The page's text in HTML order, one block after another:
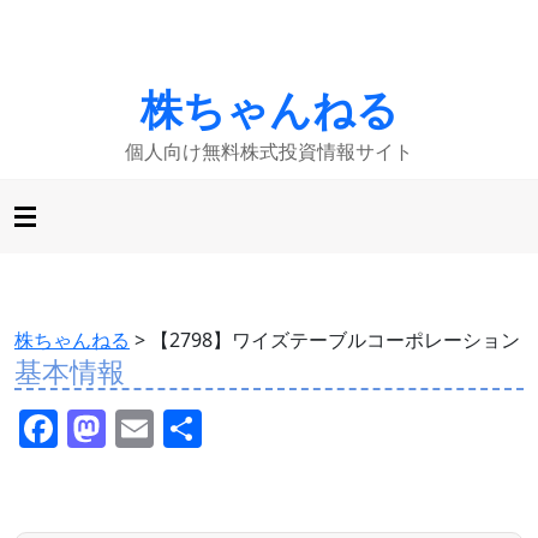
株ちゃんねる
個人向け無料株式投資情報サイト
株ちゃんねる > 【2798】ワイズテーブルコーポレーション
基本情報
F M E